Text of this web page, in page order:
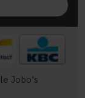
Jobo's